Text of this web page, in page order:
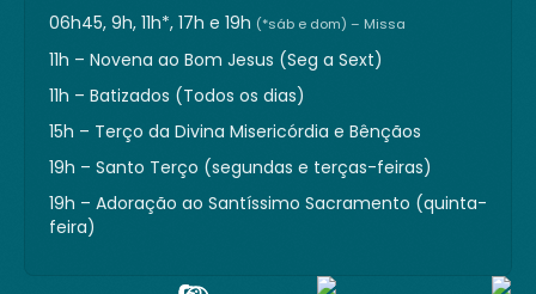
06h45, 9h, 11h*, 17h e 19h (*sáb e dom) – Missa
11h – Novena ao Bom Jesus (Seg a Sext)
11h – Batizados (Todos os dias)
15h – Terço da Divina Misericórdia e Bênçãos
19h – Santo Terço (segundas e terças-feiras)
19h – Adoração ao Santíssimo Sacramento (quinta-
feira)